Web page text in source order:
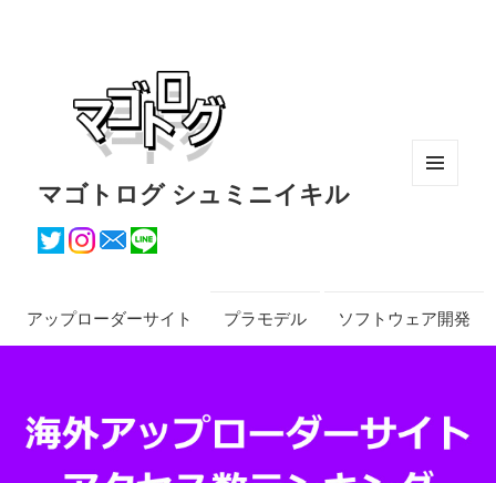
マゴトログ シュミニイキル
アップローダーサイト プラモデル ソフトウェア開発